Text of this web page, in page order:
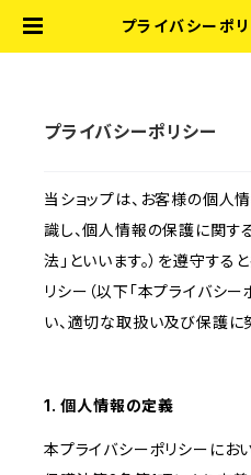
プライバシーポ
プライバシーポリシー
当ショップは、お客様の個人
識し、個人情報の保護に関す
法」といいます。）を遵守する
リシー（以下「本プライバシー
い、適切な取扱い及び保護に
1. 個人情報の定義
本プライバシーポリシーにお